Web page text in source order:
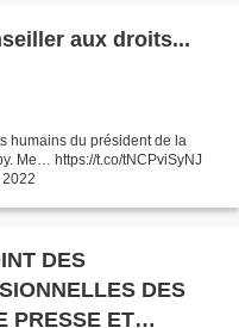
aux droits...
humains du président de la
Me… https://t.co/tNCPviSyNJ
DES
DES
PRESSE ET